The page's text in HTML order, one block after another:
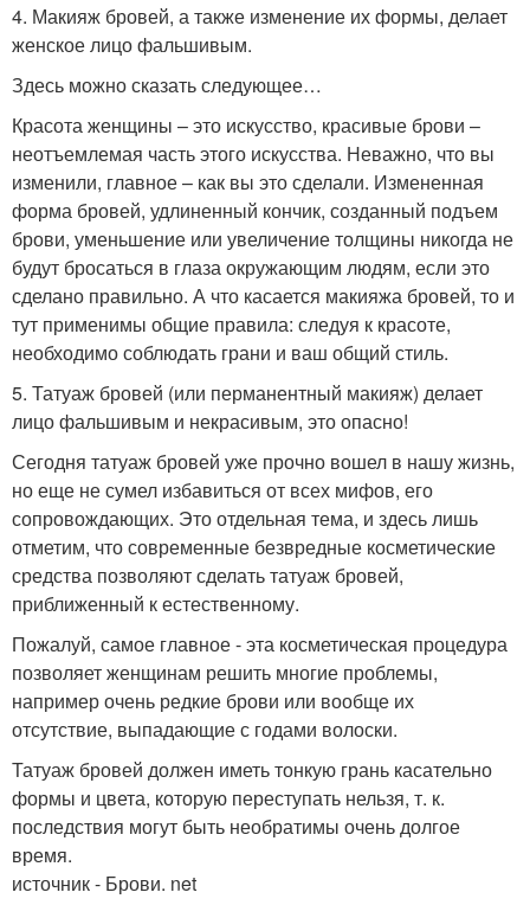
4. Макияж бровей, а также изменение их формы, делает
женское лицо фальшивым.
Здесь можно сказать следующее…
Красота женщины – это искусство, красивые брови –
неотъемлемая часть этого искусства. Неважно, что вы
изменили, главное – как вы это сделали. Измененная
форма бровей, удлиненный кончик, созданный подъем
брови, уменьшение или увеличение толщины никогда не
будут бросаться в глаза окружающим людям, если это
сделано правильно. А что касается макияжа бровей, то и
тут применимы общие правила: следуя к красоте,
необходимо соблюдать грани и ваш общий стиль.
5. Татуаж бровей (или перманентный макияж) делает
лицо фальшивым и некрасивым, это опасно!
Сегодня татуаж бровей уже прочно вошел в нашу жизнь,
но еще не сумел избавиться от всех мифов, его
сопровождающих. Это отдельная тема, и здесь лишь
отметим, что современные безвредные косметические
средства позволяют сделать татуаж бровей,
приближенный к естественному.
Пожалуй, самое главное - эта косметическая процедура
позволяет женщинам решить многие проблемы,
например очень редкие брови или вообще их
отсутствие, выпадающие с годами волоски.
Татуаж бровей должен иметь тонкую грань касательно
формы и цвета, которую переступать нельзя, т. к.
последствия могут быть необратимы очень долгое
время.
источник - Брови. net